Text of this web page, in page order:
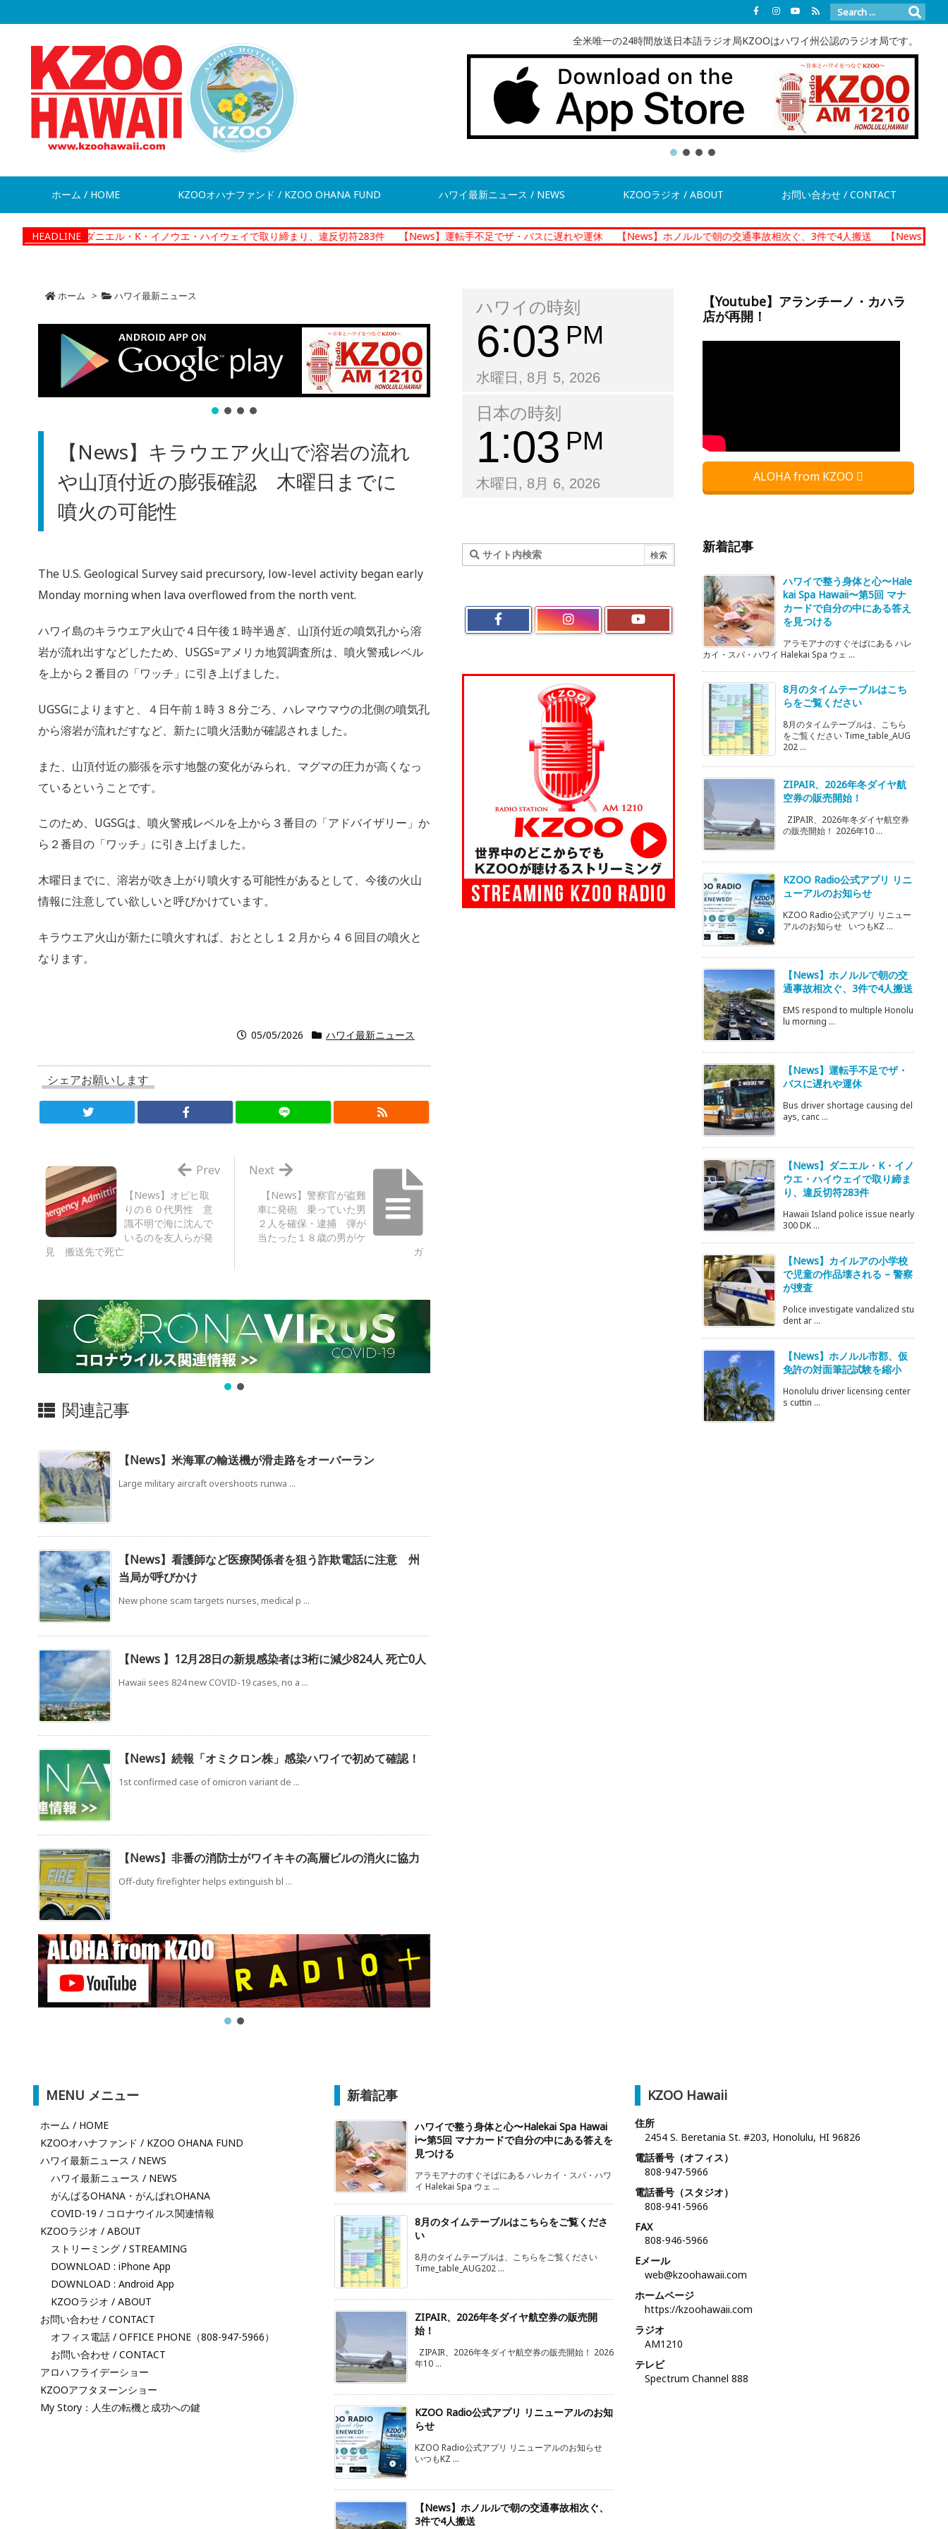
全米唯一の24時間放送日本語ラジオ局KZOOはハワイ州公認のラジオ局です。
ホーム / HOME KZOOオハナファンド / KZOO OHANA FUND ハワイ最新ニュース / NEWS KZOOラジオ / ABOUT お問い合わせ / CONTACT
HEADLINE
】ダニエル・K・イノウエ・ハイウェイで取り締まり、違反切符283件 【News】運転手不足でザ・バスに遅れや運休 【News】ホノルルで朝の交通事故相次ぐ、3件で4人搬送 【News】ダニエル・K・
ホーム > ハワイ最新ニュース
【News】キラウエア火山で溶岩の流れ
や山頂付近の膨張確認 木曜日までに
噴火の可能性
The U.S. Geological Survey said precursory, low-level activity began early
Monday morning when lava overflowed from the north vent.
ハワイ島のキラウエア火山で４日午後１時半過ぎ、山頂付近の噴気孔から溶
岩が流れ出すなどしたため、USGS=アメリカ地質調査所は、噴火警戒レベル
を上から２番目の「ワッチ」に引き上げました。
UGSGによりますと、４日午前１時３８分ごろ、ハレマウマウの北側の噴気孔
から溶岩が流れだすなど、新たに噴火活動が確認されました。
また、山頂付近の膨張を示す地盤の変化がみられ、マグマの圧力が高くなっ
ているということです。
このため、UGSGは、噴火警戒レベルを上から３番目の「アドバイザリー」か
ら２番目の「ワッチ」に引き上げました。
木曜日までに、溶岩が吹き上がり噴火する可能性があるとして、今後の火山
情報に注意してい欲しいと呼びかけています。
キラウエア火山が新たに噴火すれば、おととし１２月から４６回目の噴火と
なります。
05/05/2026 ハワイ最新ニュース
シェアお願いします
【News】警察官が盗難
車に発砲 乗っていた男
２人を確保・逮捕 弾が
当たった１８歳の男がケ
ガ
Next
【News】オピヒ取
りの６０代男性 意
識不明で海に沈んで
いるのを友人らが発
見 搬送先で死亡
Prev
関連記事
【News】米海軍の輸送機が滑走路をオーバーラン
Large military aircraft overshoots runwa ...
【News】看護師など医療関係者を狙う詐欺電話に注意 州
当局が呼びかけ
New phone scam targets nurses, medical p ...
【News 】12月28日の新規感染者は3桁に減少824人 死亡0人
Hawaii sees 824 new COVID-19 cases, no a ...
【News】続報「オミクロン株」感染ハワイで初めて確認！
1st confirmed case of omicron variant de ...
【News】非番の消防士がワイキキの高層ビルの消火に協力
Off-duty firefighter helps extinguish bl ...
ハワイの時刻
6 03 PM
水曜日, 8月 5, 2026
日本の時刻
1 03 PM
木曜日, 8月 6, 2026
【Youtube】アランチーノ・カハラ
店が再開！
ALOHA from KZOO
新着記事
ハワイで整う身体と心〜Hale
kai Spa Hawaii〜第5回 マナ
カードで自分の中にある答え
を見つける
アラモアナのすぐそばにある ハレ
カイ・スパ・ハワイ Halekai Spa ウェ ...
8月のタイムテーブルはこち
らをご覧ください
8月のタイムテーブルは、こちら
をご覧ください Time_table_AUG
202 ...
ZIPAIR、2026年冬ダイヤ航
空券の販売開始！
ZIPAIR、2026年冬ダイヤ航空券
の販売開始！ 2026年10 ...
KZOO Radio公式アプリ リニ
ューアルのお知らせ
KZOO Radio公式アプリ リニュー
アルのお知らせ いつもKZ ...
【News】ホノルルで朝の交
通事故相次ぐ、3件で4人搬送
EMS respond to multiple Honolu
lu morning ...
【News】運転手不足でザ・
バスに遅れや運休
Bus driver shortage causing del
ays, canc ...
【News】ダニエル・K・イノ
ウエ・ハイウェイで取り締ま
り、違反切符283件
Hawaii Island police issue nearly
300 DK ...
【News】カイルアの小学校
で児童の作品壊される – 警察
が捜査
Police investigate vandalized stu
dent ar ...
【News】ホノルル市郡、仮
免許の対面筆記試験を縮小
Honolulu driver licensing center
s cuttin ...
MENU メニュー
ホーム / HOME
KZOOオハナファンド / KZOO OHANA FUND
ハワイ最新ニュース / NEWS
ハワイ最新ニュース / NEWS
がんばるOHANA・がんばれOHANA
COVID-19 / コロナウイルス関連情報
KZOOラジオ / ABOUT
ストリーミング / STREAMING
DOWNLOAD : iPhone App
DOWNLOAD : Android App
KZOOラジオ / ABOUT
お問い合わせ / CONTACT
オフィス電話 / OFFICE PHONE（808-947-5966）
お問い合わせ / CONTACT
アロハフライデーショー
KZOOアフタヌーンショー
My Story：人生の転機と成功への鍵
新着記事
ハワイで整う身体と心〜Halekai Spa Hawai
i〜第5回 マナカードで自分の中にある答えを
見つける
アラモアナのすぐそばにある ハレカイ・スパ・ハワ
イ Halekai Spa ウェ ...
8月のタイムテーブルはこちらをご覧くださ
い
8月のタイムテーブルは、こちらをご覧ください
Time_table_AUG202 ...
ZIPAIR、2026年冬ダイヤ航空券の販売開
始！
ZIPAIR、2026年冬ダイヤ航空券の販売開始！ 2026
年10 ...
KZOO Radio公式アプリ リニューアルのお知
らせ
KZOO Radio公式アプリ リニューアルのお知らせ
いつもKZ ...
【News】ホノルルで朝の交通事故相次ぐ、
3件で4人搬送
KZOO Hawaii
住所
2454 S. Beretania St. #203, Honolulu, HI 96826
電話番号（オフィス）
808-947-5966
電話番号（スタジオ）
808-941-5966
FAX
808-946-5966
Eメール
web@kzoohawaii.com
ホームページ
https://kzoohawaii.com
ラジオ
AM1210
テレビ
Spectrum Channel 888